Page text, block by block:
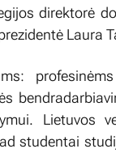
direktorė
Laura
Lietuvos
studentai